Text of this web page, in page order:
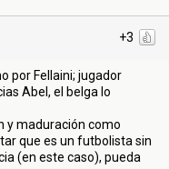
+3
por Fellaini; jugador
Abel, el belga lo
y maduración como
que es un futbolista sin
(en este caso), pueda